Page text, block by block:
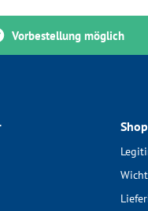
Vorbestellung möglich